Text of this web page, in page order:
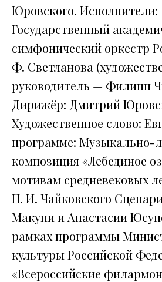
Юровского. Исполнители:
Государственный
симфонический оркестр
Ф. Светланова
руководитель — Филипп
Дирижёр: Дмитрий
Художественное слово:
программе: Музыкально-
композиция «Лебединое
мотивам средневековых
П. И. Чайковского
Макуни и Анастасии
рамках программы
культуры Российской
«Всероссийские